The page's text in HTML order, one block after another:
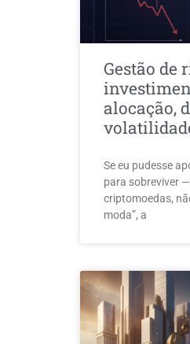
Gestão de
alocação,
Se eu pudesse
para sobreviver
criptomoedas,
moda”, a